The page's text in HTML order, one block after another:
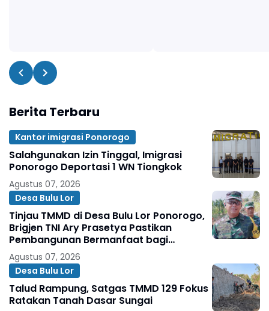
Berita Terbaru
Kantor imigrasi Ponorogo
Salahgunakan Izin Tinggal, Imigrasi
Ponorogo Deportasi 1 WN Tiongkok
Agustus 07, 2026
Desa Bulu Lor
Tinjau TMMD di Desa Bulu Lor Ponorogo,
Brigjen TNI Ary Prasetya Pastikan
Pembangunan Bermanfaat bagi
Masyarakat
Agustus 07, 2026
Desa Bulu Lor
Talud Rampung, Satgas TMMD 129 Fokus
Ratakan Tanah Dasar Sungai